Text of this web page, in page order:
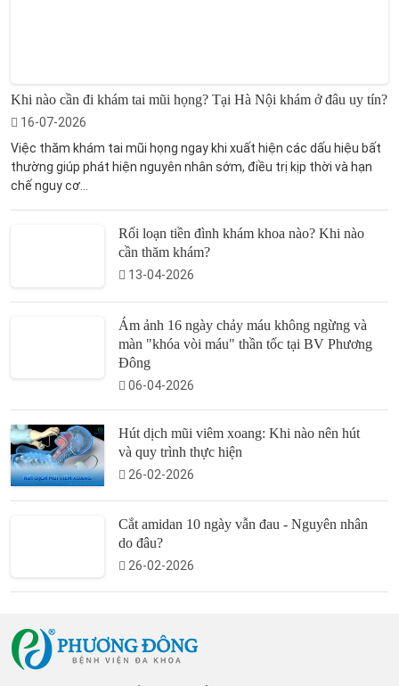
Khi nào cần đi khám tai mũi họng? Tại Hà Nội khám ở đâu uy tín?
16-07-2026
Việc thăm khám tai mũi họng ngay khi xuất hiện các dấu hiệu bất
thường giúp phát hiện nguyên nhân sớm, điều trị kịp thời và hạn
chế nguy cơ...
Rối loạn tiền đình khám khoa nào? Khi nào
cần thăm khám?
13-04-2026
Ám ảnh 16 ngày chảy máu không ngừng và
màn "khóa vòi máu" thần tốc tại BV Phương
Đông
06-04-2026
Hút dịch mũi viêm xoang: Khi nào nên hút
và quy trình thực hiện
26-02-2026
Cắt amidan 10 ngày vẫn đau - Nguyên nhân
do đâu?
26-02-2026